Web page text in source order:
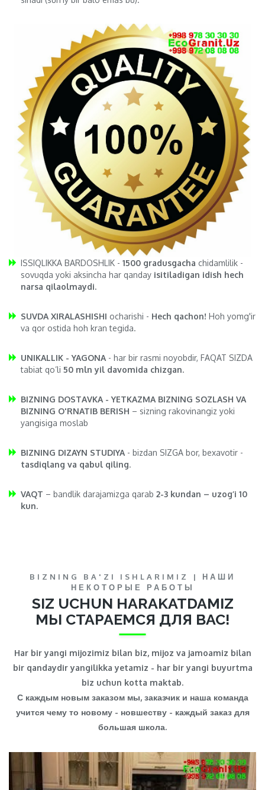
ISSIQLIKKA BARDOSHLIK - 1500 gradusgacha chidamlilik -
sovuqda yoki aksincha har qanday isitiladigan idish hech
narsa qilaolmaydi.
SUVDA XIRALASHISHI ocharishi - Hech qachon! Hoh yomg'ir
va qor ostida hoh kran tegida.
UNIKALLIK - YAGONA - har bir rasmi noyobdir, FAQAT SIZDA
tabiat qo’li 50 mln yil davomida chizgan.
BIZNING DOSTAVKA - YETKAZMA BIZNING SOZLASH VA
BIZNING O'RNATIB BERISH – sizning rakovinangiz yoki
yangisiga moslab
BIZNING DIZAYN STUDIYA - bizdan SIZGA bor, bexavotir -
tasdiqlang va qabul qiling.
VAQT – bandlik darajamizga qarab 2-3 kundan – uzog’i 10
kun.
BIZNING BA'ZI ISHLARIMIZ | НАШИ
НЕКОТОРЫЕ РАБОТЫ
SIZ UCHUN HARAKATDAMIZ
МЫ СТАРАЕМСЯ ДЛЯ ВАС!
Har bir yangi mijozimiz bilan biz, mijoz va jamoamiz bilan
bir qandaydir yangilikka yetamiz - har bir yangi buyurtma
biz uchun kotta maktab.
С каждым новым заказом мы, заказчик и наша команда
учится чему то новому - новшеству - каждый заказ для
большая школа.